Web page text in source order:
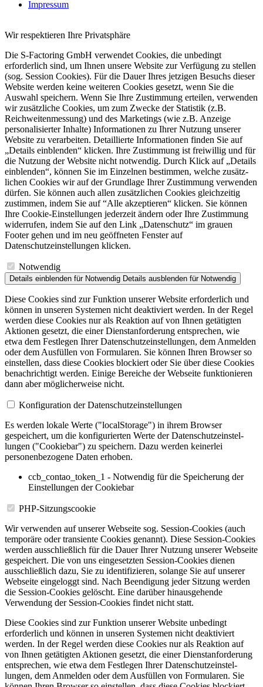
Impressum
Wir respektieren Ihre Privatsphäre
Die S-Factoring GmbH verwendet Cookies, die unbedingt
erforderlich sind, um Ihnen unsere Website zur Verfügung zu stellen
(sog. Session Cookies). Für die Dauer Ihres jetzigen Besuchs dieser
Website werden keine weiteren Cookies gesetzt, wenn Sie die
Auswahl speichern. Wenn Sie Ihre Zustimmung erteilen, verwenden
wir zusätzliche Cookies, um zum Zwecke der Statistik (z.B.
Reichwei­ten­messung) und des Marketings (wie z.B. Anzeige
persona­li­sierter Inhalte) Informa­tionen zu Ihrer Nutzung unserer
Website zu verarbeiten. Detail­lierte Informa­tionen finden Sie auf
„Details einblenden“ klicken. Ihre Zustimmung ist freiwillig und für
die Nutzung der Website nicht notwendig. Durch Klick auf „Details
einblenden“, können Sie im Einzelnen bestimmen, welche zusätz­
lichen Cookies wir auf der Grundlage Ihrer Zustimmung verwenden
dürfen. Sie können auch allen zusätz­lichen Cookies gleich­zeitig
zustimmen, indem Sie auf “Alle akzeptieren“ klicken. Sie können
Ihre Cookie-Einstellungen jederzeit ändern oder Ihre Zustimmung
widerrufen, indem Sie auf den Link „Datenschutz“ im grauen
Footer gehen und im neu geöffneten Fenster auf
Datenschutzeinstellungen klicken.
Notwendig
Details einblenden für Notwendig Details ausblenden für Notwendig
Diese Cookies sind zur Funktion unserer Website erforderlich und
können in unseren Systemen nicht deaktiviert werden. In der Regel
werden diese Cookies nur als Reaktion auf von Ihnen getätigten
Aktionen gesetzt, die einer Dienstanforderung entsprechen, wie
etwa dem Festlegen Ihrer Datenschutzeinstellungen, dem Anmelden
oder dem Ausfüllen von Formularen. Sie können Ihren Browser so
einstellen, dass diese Cookies blockiert oder Sie über diese Cookies
benachrichtigt werden. Einige Bereiche der Webseite funktionieren
dann aber möglicherweise nicht.
Konfigu­ration der Datenschutz­ein­stel­lungen
Es werden lokale Werte ("localS­torage") in ihrem Browser
gespeichert, um die konfigu­rierten Werte der Datenschutz­ein­stel­
lungen ("Cookiebar") zu speichern. Dazu werden keinerlei
personen­be­zogene Daten erhoben.
ccb_contao_token_1 - Notwendig für die Speicherung der
Einstellungen der Cookiebar
PHP-Sitzungscookie
Wir verwenden auf unserer Webseite sog. Session-Cookies (auch
temporäre oder transiente Cookies genannt). Diese Session-Cookies
werden ausschließlich für die Dauer Ihrer Nutzung unserer Webseite
gespeichert. Die von uns eingesetzten Session-Cookies dienen
ausschließlich dazu, Sie zu identi­fi­zieren, solange Sie auf unserer
Webseite eingeloggt sind. Nach Beendigung jeder Sitzung werden
die Session-Cookies gelöscht. Eine darüber hinaus­gehende
Verwendung der Session-Cookies findet nicht statt.
Diese Cookies sind zur Funktion unserer Website unbedingt
erforderlich und können in unseren Systemen nicht deaktiviert
werden. In der Regel werden diese Cookies nur als Reaktion auf
von Ihnen getätigten Aktionen gesetzt, die einer Dienst­an­for­derung
entsprechen, wie etwa dem Festlegen Ihrer Datenschutz­ein­stel­
lungen, dem Anmelden oder dem Ausfüllen von Formularen. Sie